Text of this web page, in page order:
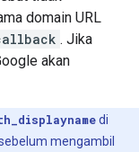
domain URL
. Jika
akan
di
mengambil